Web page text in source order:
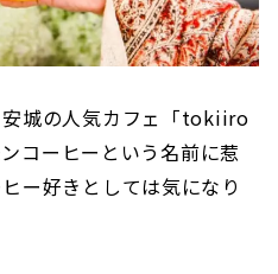
城の人気カフェ「tokiiro
コーヒーという名前に惹
ー好きとしては気になり